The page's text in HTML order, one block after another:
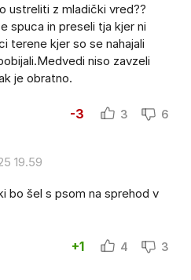
ustreliti z mladički vred??
spuca in preseli tja kjer ni
terene kjer so se nahajali
niso zavzeli
je obratno.
-3 3 6
19.59
bo šel s psom na sprehod v
+1 4 3